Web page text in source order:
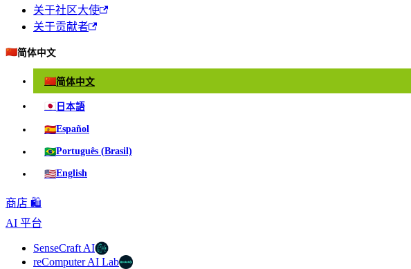
关于社区大使
关于贡献者
🇨🇳简体中文
🇨🇳简体中文
🇯🇵 日本語
🇪🇸Español
🇧🇷Português (Brasil)
🇺🇸English
商店 🛍️
AI 平台
SenseCraft AI
reComputer AI Lab